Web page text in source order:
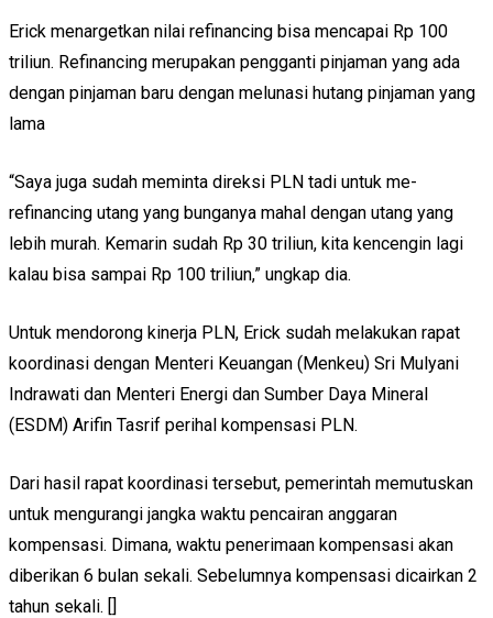
Erick menargetkan nilai refinancing bisa mencapai Rp 100
triliun. Refinancing merupakan pengganti pinjaman yang ada
dengan pinjaman baru dengan melunasi hutang pinjaman yang
lama
“Saya juga sudah meminta direksi PLN tadi untuk me-
refinancing utang yang bunganya mahal dengan utang yang
lebih murah. Kemarin sudah Rp 30 triliun, kita kencengin lagi
kalau bisa sampai Rp 100 triliun,” ungkap dia.
Untuk mendorong kinerja PLN, Erick sudah melakukan rapat
koordinasi dengan Menteri Keuangan (Menkeu) Sri Mulyani
Indrawati dan Menteri Energi dan Sumber Daya Mineral
(ESDM) Arifin Tasrif perihal kompensasi PLN.
Dari hasil rapat koordinasi tersebut, pemerintah memutuskan
untuk mengurangi jangka waktu pencairan anggaran
kompensasi. Dimana, waktu penerimaan kompensasi akan
diberikan 6 bulan sekali. Sebelumnya kompensasi dicairkan 2
tahun sekali. []